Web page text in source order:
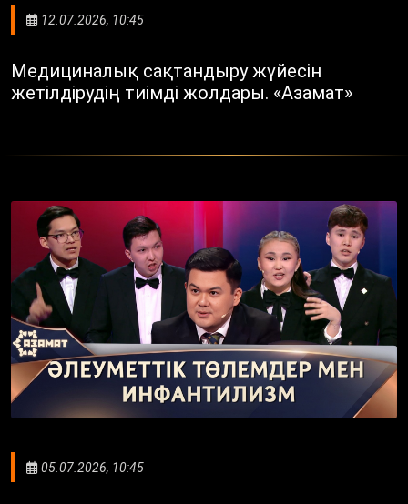
12.07.2026, 10:45
Медициналық сақтандыру жүйесін
жетілдірудің тиімді жолдары. «Азамат»
05.07.2026, 10:45